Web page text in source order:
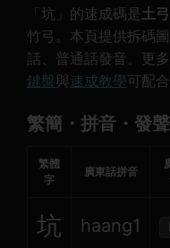
「坑」的速成碼是 土弓
竹弓。本頁提供拆碼
話、普通話發音。更多
鍵盤與速成教學可配合
繁簡・拼音・發聲
繁體
字
廣東話拼音
坑 haang1